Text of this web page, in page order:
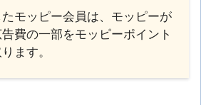
モッピー会員は、モッピーが
費の一部をモッピーポイント
ます。